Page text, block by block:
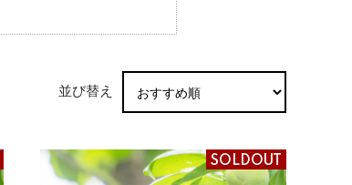
並び替え
SOLDOUT